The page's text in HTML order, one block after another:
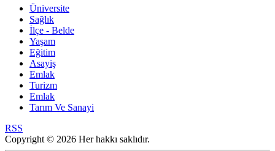
Üniversite
Sağlık
İlçe - Belde
Yaşam
Eğitim
Asayiş
Emlak
Turizm
Emlak
Tarım Ve Sanayi
RSS
Copyright © 2026 Her hakkı saklıdır.